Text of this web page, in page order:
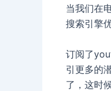
当我们在
搜索引擎
订阅了
引更多的
了，这时